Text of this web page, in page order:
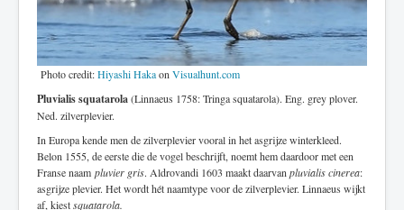
Historie
Literatuur
Photo credit:Hiyashi HakaonVisualhunt.com
Pluvialis squatarola(Linnaeus 1758: Tringa squatarola). Eng. grey plover.
Ned. zilverplevier.
In Europa kende men de zilverplevier vooral in het asgrijze winterkleed.
Belon 1555, de eerste die de vogel beschrijft, noemt hem daardoor met een
Franse naam pluvier gris. Aldrovandi 1603 maakt daarvanpluvialis cinerea:
asgrijze plevier. Het wordt hét naamtype voor de zilverplevier. Linnaeus wijkt
af, kiestsquatarola.